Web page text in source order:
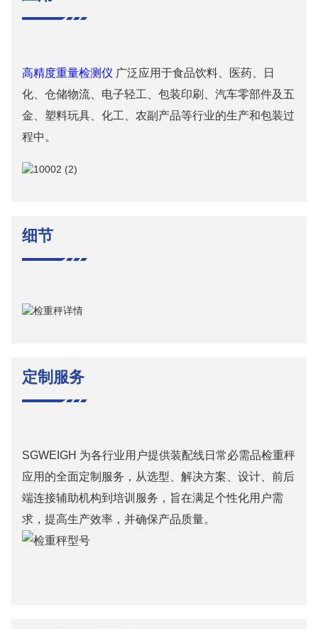
高精度重量检测仪 广泛应用于食品饮料、医药、日
化、仓储物流、电子轻工、包装印刷、汽车零部件及五
金、塑料玩具、化工、农副产品等行业的生产和包装过
程中。
细节
定制服务
SGWEIGH 为各行业用户提供装配线日常必需品检重秤
应用的全面定制服务，从选型、解决方案、设计、前后
端连接辅助机构到培训服务，旨在满足个性化用户需
求，提高生产效率，并确保产品质量。